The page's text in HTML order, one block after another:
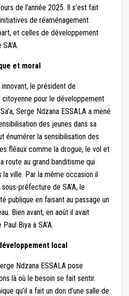
de l’année 2025. Il s’est fait
de réaménagement
et celles de développement
et moral
le président de
citoyenne pour le développement
Serge Ndzana ESSALA a mené
des jeunes dans sa
énumérer la sensibilisation des
fléaux comme la drogue, le vol et
route au grand banditisme qui
la ville. Par la même occasion il
préfecture de SA’A, le
publique en faisant au passage un
Bien avant, en août il avait
Biya à SA’A.
local
Ndzana ESSALA pose
là où le besoin se fait sentir.
qu’il a fait un don d’une salle de